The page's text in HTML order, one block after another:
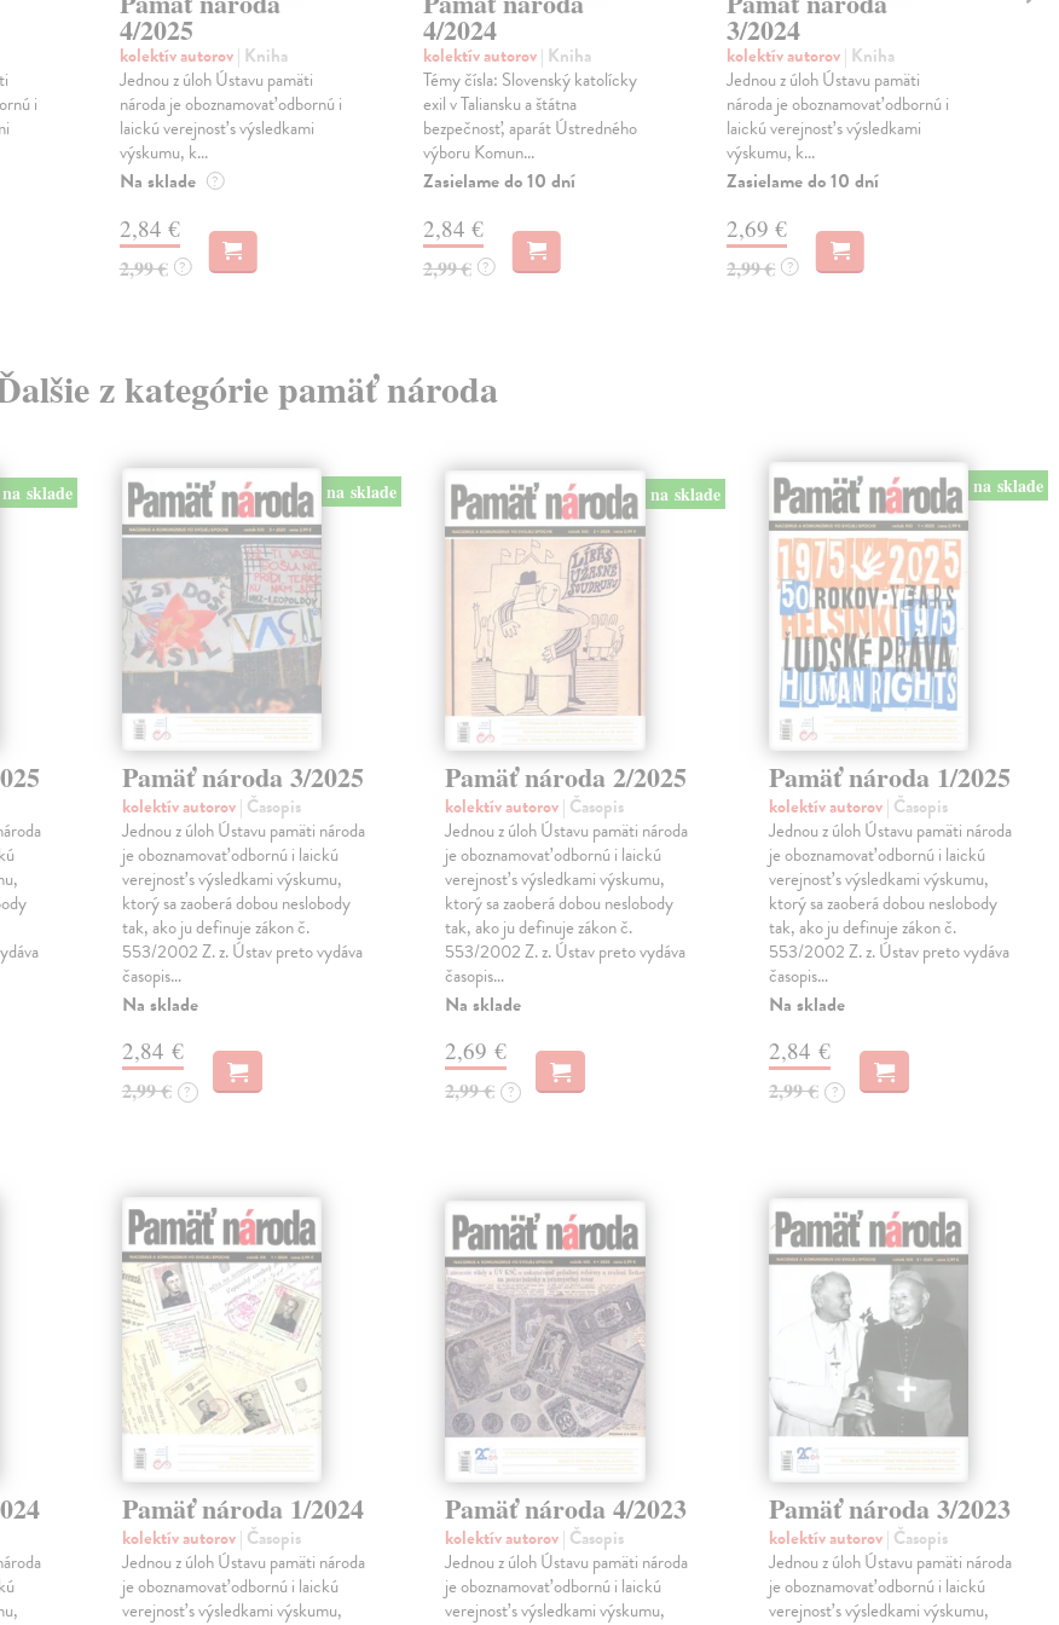
i
4/2025
kolektív autorov| Kniha
Jednou z úloh Ústavu pamäti
národa je oboznamovať odbornú i
laickú verejnosť s výsledkami
výskumu, k...
Na sklade ?
2,84 €
2,99 € ?
4/2024
kolektív autorov| Kniha
Témy čísla: Slovenský katolícky
exil v Taliansku a štátna
bezpečnosť, aparát Ústredného
výboru Komun...
Zasielame do 10 dní
2,84 €
2,99 € ?
3/2024
kolektív autorov| Kniha
Jednou z úloh Ústavu pamäti
národa je oboznamovať odbornú i
laickú verejnosť s výsledkami
výskumu, k...
Zasielame do 10 dní
2,69 €
2,99 € ?
z kategórie pamäť národa
na sklade na sklade
Pamäť národa 3/2025
kolektív autorov| Časopis
Jednou z úloh Ústavu pamäti národa
je oboznamovať odbornú i laickú
verejnosť s výsledkami výskumu,
ktorý sa zaoberá dobou neslobody
tak, ako ju definuje zákon č.
553/2002 Z. z. Ústav preto vydáva
časopis…
Na sklade
2,84 €
2,99 € ?
na sklade
Pamäť národa 2/2025
kolektív autorov| Časopis
Jednou z úloh Ústavu pamäti národa
je oboznamovať odbornú i laickú
verejnosť s výsledkami výskumu,
ktorý sa zaoberá dobou neslobody
tak, ako ju definuje zákon č.
553/2002 Z. z. Ústav preto vydáva
časopis…
Na sklade
2,69 €
2,99 € ?
na sklade
Pamäť národa 1/2025
kolektív autorov| Časopis
Jednou z úloh Ústavu pamäti národa
je oboznamovať odbornú i laickú
verejnosť s výsledkami výskumu,
ktorý sa zaoberá dobou neslobody
tak, ako ju definuje zákon č.
553/2002 Z. z. Ústav preto vydáva
časopis…
Na sklade
2,84 €
2,99 € ?
Pamäť národa 1/2024
kolektív autorov| Časopis
Jednou z úloh Ústavu pamäti národa
je oboznamovať odbornú i laickú
verejnosť s výsledkami výskumu,
Pamäť národa 4/2023
kolektív autorov| Časopis
Jednou z úloh Ústavu pamäti národa
je oboznamovať odbornú i laickú
verejnosť s výsledkami výskumu,
Pamäť národa 3/2023
kolektív autorov| Časopis
Jednou z úloh Ústavu pamäti národa
je oboznamovať odbornú i laickú
verejnosť s výsledkami výskumu,